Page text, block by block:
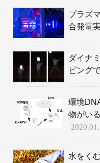
プラズ
合発電
ダイナ
ピング
環境
物がい
水をく